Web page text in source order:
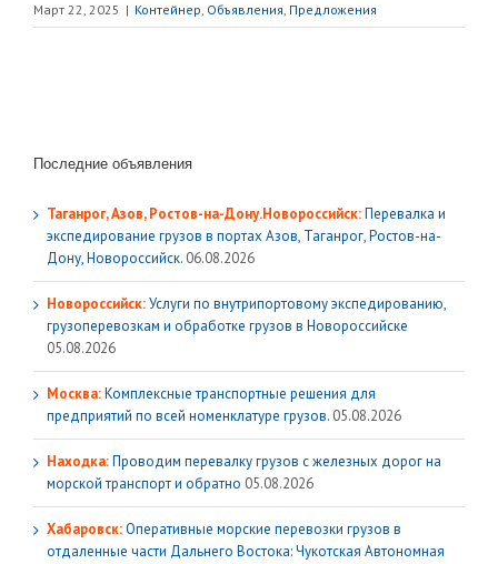
Март 22, 2025 | Контейнер, Объявления, Предложения
Последние объявления
Таганрог, Азов, Ростов-на-Дону.Новороссийск:Перевалка и
экспедирование грузов в портах Азов, Таганрог, Ростов-на-
Дону, Новороссийск. 06.08.2026
Новороссийск:Услуги по внутрипортовому экспедированию,
грузоперевозкам и обработке грузов в Новороссийске
05.08.2026
Москва:Комплексные транспортные решения для
предприятий по всей номенклатуре грузов. 05.08.2026
Находка:Проводим перевалку грузов с железных дорог на
морской транспорт и обратно 05.08.2026
Хабаровск:Оперативные морские перевозки грузов в
отдаленные части Дальнего Востока: Чукотская Автономная